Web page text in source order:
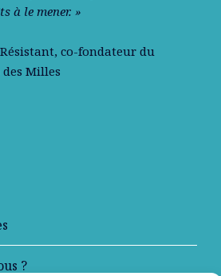
à le mener. »
co-fondateur du
Milles
?